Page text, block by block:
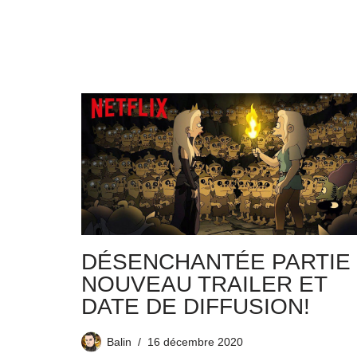
DÉSENCHANTÉE PARTIE
NOUVEAU TRAILER ET
DATE DE DIFFUSION!
Balin 16 décembre 2020